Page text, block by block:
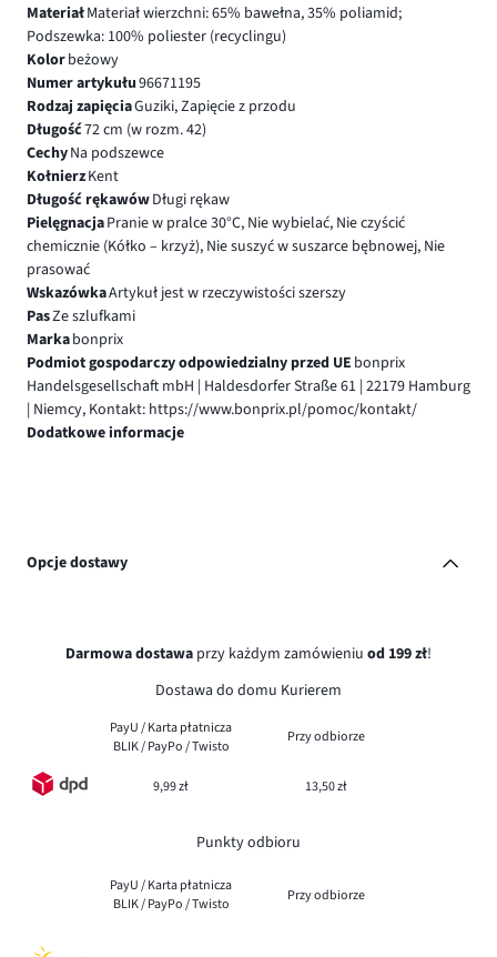
MateriałMateriał wierzchni: 65% bawełna, 35% poliamid;
Podszewka: 100% poliester (recyclingu)
Kolorbeżowy
Numer artykułu96671195
Rodzaj zapięciaGuziki, Zapięcie z przodu
Długość72 cm (w rozm. 42)
CechyNa podszewce
KołnierzKent
Długość rękawówDługi rękaw
PielęgnacjaPranie w pralce 30°C, Nie wybielać, Nie czyścić
chemicznie (Kółko – krzyż), Nie suszyć w suszarce bębnowej, Nie
prasować
WskazówkaArtykuł jest w rzeczywistości szerszy
PasZe szlufkami
Markabonprix
Podmiot gospodarczy odpowiedzialny przed UE bonprix
Handelsgesellschaft mbH | Haldesdorfer Straße 61 | 22179 Hamburg
| Niemcy, Kontakt: https://www.bonprix.pl/pomoc/kontakt/
Dodatkowe informacje
Opcje dostawy
Darmowa dostawa przy każdym zamówieniu od 199 zł!
Dostawa do domu Kurierem
PayU / Karta płatnicza
BLIK / PayPo / Twisto
Przy odbiorze
9,99 zł 13,50 zł
Punkty odbioru
PayU / Karta płatnicza
BLIK / PayPo / Twisto
Przy odbiorze